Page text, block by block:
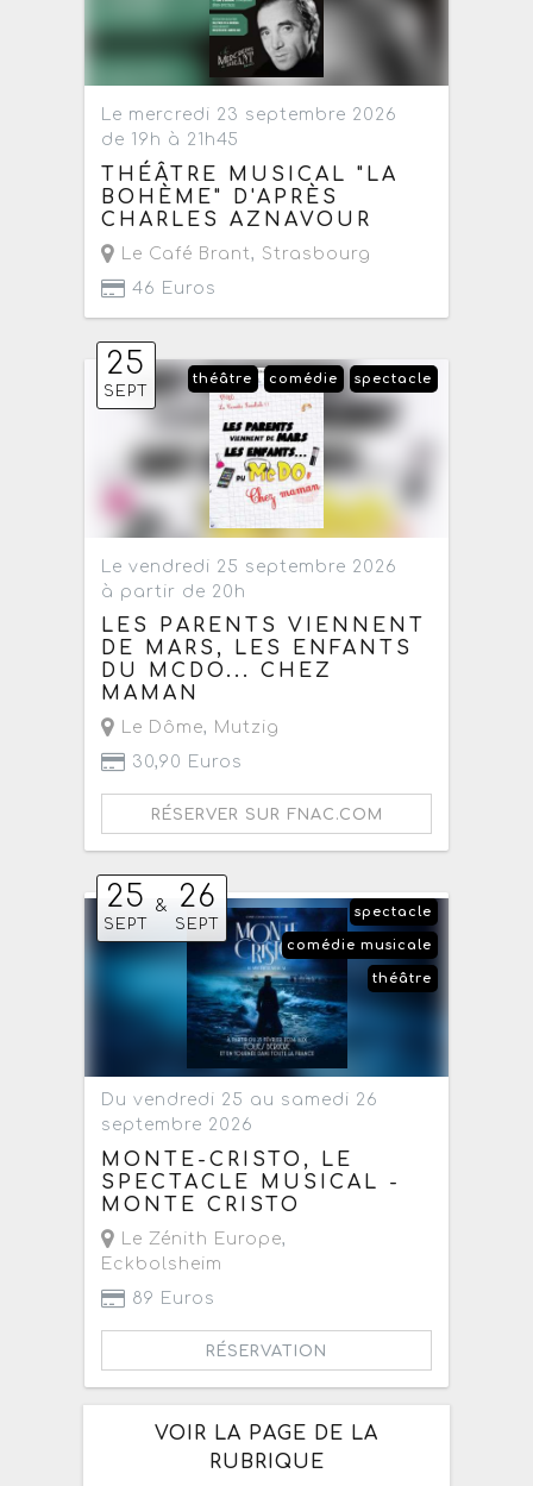
Le mercredi 23 septembre 2026
de 19h à 21h45
THÉÂTRE MUSICAL "LA
BOHÈME" D'APRÈS
CHARLES AZNAVOUR
Le Café Brant, Strasbourg
46 Euros
25
SEPT
spectacle
comédie
théâtre
Le vendredi 25 septembre 2026
à partir de 20h
LES PARENTS VIENNENT
DE MARS, LES ENFANTS
DU MCDO... CHEZ
MAMAN
Le Dôme, Mutzig
30,90 Euros
RÉSERVER SUR FNAC.COM
25
SEPT
& 26
SEPT
spectacle
comédie musicale
théâtre
Du vendredi 25 au samedi 26
septembre 2026
MONTE-CRISTO, LE
SPECTACLE MUSICAL -
MONTE CRISTO
Le Zénith Europe,
Eckbolsheim
89 Euros
RÉSERVATION
VOIR LA PAGE DE LA
RUBRIQUE